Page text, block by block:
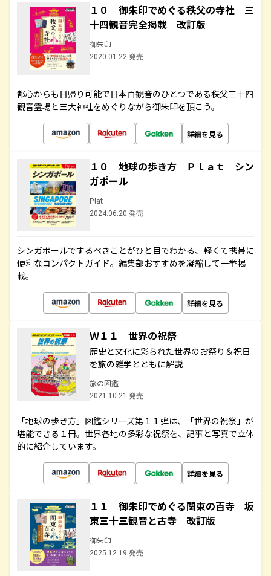
１０ 御朱印でめぐる秩父の寺社 三
十四観音完全掲載 改訂版
御朱印
2020.01.22 発売
都心からも日帰り可能で日本百観音のひとつである秩父三十四
観音霊場と三大神社をめぐりながら御朱印を頂こう。
詳細を見る
１０ 地球の歩き方 Ｐｌａｔ シン
ガポール
Plat
2024.06.20 発売
シンガポールでするべきことがひと目でわかる、軽くて携帯に
便利なコンパクトガイド。編集部おすすめを凝縮して一挙掲
載。
詳細を見る
Ｗ１１ 世界の祝祭
歴史と文化に彩られた世界のお祭り＆祝日
を旅の雑学とともに解説
旅の図鑑
2021.10.21 発売
「地球の歩き方」図鑑シリーズ第１１弾は、「世界の祝祭」が
堪能できる１冊。世界各地の多彩な祝祭を、記事と写真で立体
的に紹介しています。
詳細を見る
１１ 御朱印でめぐる関東の百寺 坂
東三十三観音と古寺 改訂版
御朱印
2025.12.19 発売